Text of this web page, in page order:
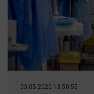
03.05.2020 13:50:55